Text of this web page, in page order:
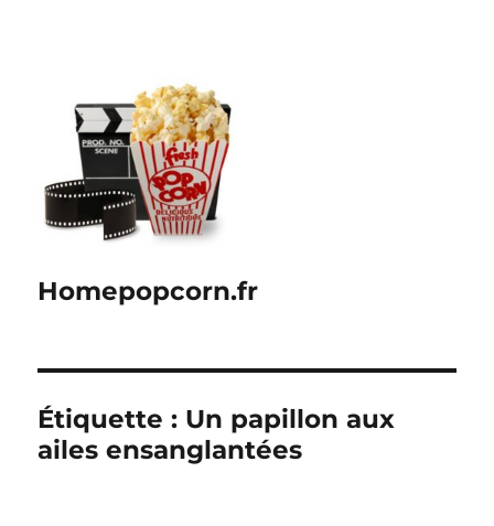
Homepopcorn.fr
Étiquette : Un papillon aux
ailes ensanglantées